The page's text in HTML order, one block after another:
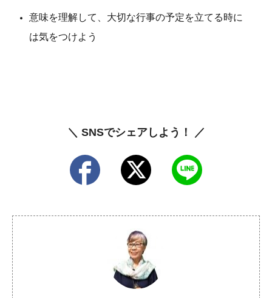
意味を理解して、大切な行事の予定を立てる時に
は気をつけよう
＼ SNSでシェアしよう！ ／